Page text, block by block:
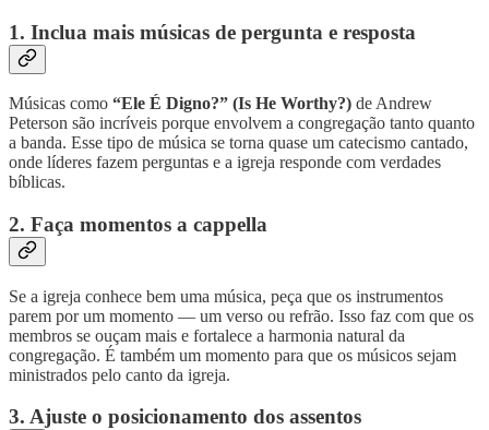
1. Inclua mais músicas de pergunta e resposta
Músicas como “Ele É Digno?” (Is He Worthy?) de Andrew
Peterson são incríveis porque envolvem a congregação tanto quanto
a banda. Esse tipo de música se torna quase um catecismo cantado,
onde líderes fazem perguntas e a igreja responde com verdades
bíblicas.
2. Faça momentos a cappella
Se a igreja conhece bem uma música, peça que os instrumentos
parem por um momento — um verso ou refrão. Isso faz com que os
membros se ouçam mais e fortalece a harmonia natural da
congregação. É também um momento para que os músicos sejam
ministrados pelo canto da igreja.
3. Ajuste o posicionamento dos assentos